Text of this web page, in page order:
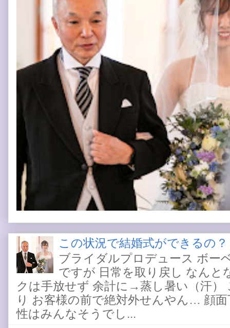
この状況で結婚式ができるの？
ブライダルプロデュース ボー
ですが 日常を取り戻し なんと
クは手放せず 余計に→蒸し暑い（汗
り お客様の前で絶対外せんやん… 顔
性はみんなそうでし...